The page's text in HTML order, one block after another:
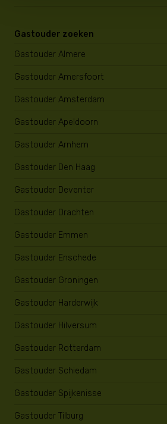
Gastouder zoeken
Gastouder Almere
Gastouder Amersfoort
Gastouder Amsterdam
Gastouder Apeldoorn
Gastouder Arnhem
Gastouder Den Haag
Gastouder Deventer
Gastouder Drachten
Gastouder Emmen
Gastouder Enschede
Gastouder Groningen
Gastouder Harderwijk
Gastouder Hilversum
Gastouder Rotterdam
Gastouder Schiedam
Gastouder Spijkenisse
Gastouder Tilburg